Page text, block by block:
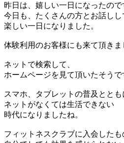
昨日は、嬉しい一日になったので
今日も、たくさんの方とお話しし
楽しい一日になりました。
体験利用のお客様にも来て頂きま
ネットで検索して、
ホームページを見て頂いたそうで
スマホ、タブレットの普及ととも
ネットがなくては生活できない
時代になりましたね。
フィットネスクラブに入会したも